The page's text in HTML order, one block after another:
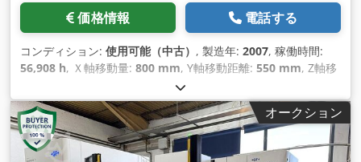
価格情報 電話する
コンディション: 使用可能（中古） , 製造年: 2007, 稼働時間:
56,908 h, Ｘ軸移動量: 800 mm, Y軸移動距離: 550 mm, Z軸移
510 mm
（最大）:0.3 mm, 製品長さ（最大）:1,300 mm, 軸数:5, ワ
イヤー径（最小）:0.1 mm, オークション